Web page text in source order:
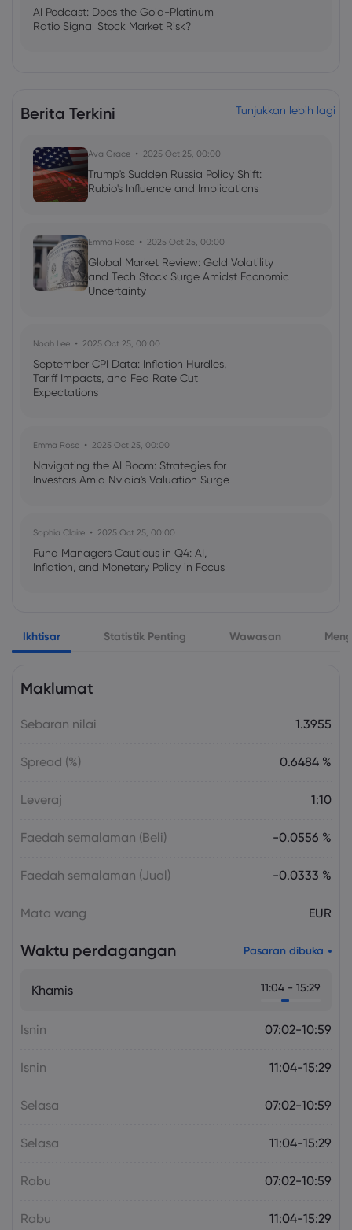
AI Podcast: Does the Gold-Platinum
Ratio Signal Stock Market Risk?
Berita Terkini Tunjukkan lebih lagi
Ava Grace 2025 Oct 25, 00:00
Trump's Sudden Russia Policy Shift:
Rubio's Influence and Implications
Emma Rose 2025 Oct 25, 00:00
Global Market Review: Gold Volatility
and Tech Stock Surge Amidst Economic
Uncertainty
Noah Lee 2025 Oct 25, 00:00
September CPI Data: Inflation Hurdles,
Tariff Impacts, and Fed Rate Cut
Expectations
Emma Rose 2025 Oct 25, 00:00
Navigating the AI Boom: Strategies for
Investors Amid Nvidia's Valuation Surge
Sophia Claire 2025 Oct 25, 00:00
Fund Managers Cautious in Q4: AI,
Inflation, and Monetary Policy in Focus
US Government Shutdown Threatens
October Inflation Data Release
US-EU Relations: Russia Sanctions Unite
Emma Rose
Overheating, U.S. Trade Policy Risk
Ikhtisar Statistik Penting Wawasan
Maklumat
Sebaran nilai 1.3955
Spread (%) 0.6484 %
Leveraj 1:10
Faedah semalaman (Beli) -0.0556 %
Faedah semalaman (Jual) -0.0333 %
Mata wang EUR
Waktu perdagangan Pasaran dibuka
Khamis 11:04 - 15:29
Isnin 07:02-10:59
Isnin 11:04-15:29
Selasa 07:02-10:59
Selasa 11:04-15:29
Rabu 07:02-10:59
Rabu 11:04-15:29